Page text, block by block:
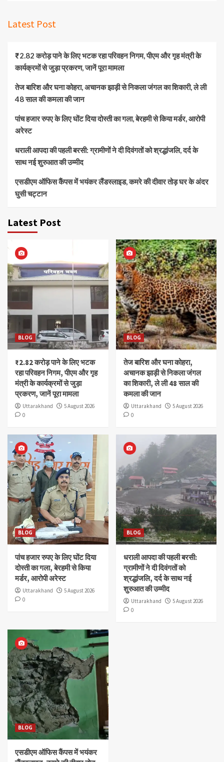
Latest Post
₹2.82 करोड़ पाने के लिए भटक रहा परिवहन निगम, पीएम और गृह मंत्री के
कार्यक्रमों से जुड़ा प्रकरण, जानें पूरा मामला
तेज बारिश और घना कोहरा, अचानक झाड़ी से निकला जंगल का शिकारी, ले ली
48 साल की कमला की जान
पांच हजार रुपए के लिए घोंट दिया दोस्ती का गला, बेरहमी से किया मर्डर, आरोपी
अरेस्ट
धराली आपदा की पहली बरसी: ग्रामीणों ने दी दिवंगतों को श्रद्धांजलि, दर्द के
साथ नई शुरुआत की उम्मीद
एसडीएम ऑफिस कैंपस में भयंकर लैंडस्लाइड, कमरे की दीवार तोड़ घर के अंदर
घुसी चट्टान
Latest Post
BLOG
₹2.82 करोड़ पाने के लिए भटक
रहा परिवहन निगम, पीएम और गृह
मंत्री के कार्यक्रमों से जुड़ा
प्रकरण, जानें पूरा मामला
Uttarakhand
5 August 2026
0
BLOG
तेज बारिश और घना कोहरा,
अचानक झाड़ी से निकला जंगल
का शिकारी, ले ली 48 साल की
कमला की जान
Uttarakhand
5 August 2026
0
BLOG
पांच हजार रुपए के लिए घोंट दिया
दोस्ती का गला, बेरहमी से किया
मर्डर, आरोपी अरेस्ट
Uttarakhand
5 August 2026
0
BLOG
धराली आपदा की पहली बरसी:
ग्रामीणों ने दी दिवंगतों को
श्रद्धांजलि, दर्द के साथ नई
शुरुआत की उम्मीद
Uttarakhand
5 August 2026
0
BLOG
एसडीएम ऑफिस कैंपस में भयंकर